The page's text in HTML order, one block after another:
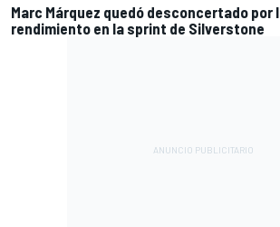
Marc Márquez quedó desconcertado por
rendimiento en la sprint de Silverstone